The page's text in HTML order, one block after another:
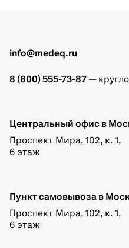
info@medeq.ru
8 (800) 555-73-87 —
Центральный офис в
Проспект Мира, 102, к. 1,
6 этаж
Пункт самовывоза в
Проспект Мира, 102, к. 1,
6 этаж